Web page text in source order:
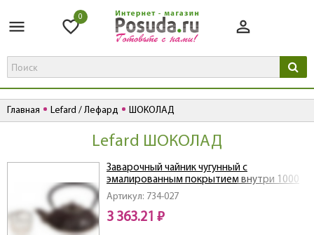
0
Главная Lefard / Лефард ШОКОЛАД
Lefard ШОКОЛАД
Артикул: 734-027
Заварочный чайник чугунный с
эмалированным покрытием внутри 1000
мл
3 363.21 ₽